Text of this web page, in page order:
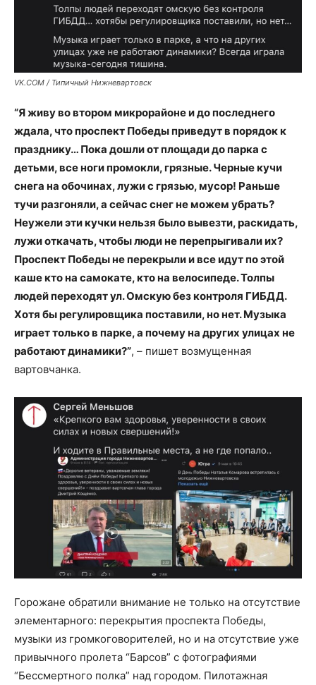
VK.COM / Типичный Нижневартовск
“Я живу во втором микрорайоне и до последнего
ждала, что проспект Победы приведут в порядок к
празднику… Пока дошли от площади до парка с
детьми, все ноги промокли, грязные. Черные кучи
снега на обочинах, лужи с грязью, мусор! Раньше
тучи разгоняли, а сейчас снег не можем убрать?
Неужели эти кучки нельзя было вывезти, раскидать,
лужи откачать, чтобы люди не перепрыгивали их?
Проспект Победы не перекрыли и все идут по этой
каше кто на самокате, кто на велосипеде. Толпы
людей переходят ул. Омскую без контроля ГИБДД.
Хотя бы регулировщика поставили, но нет. Музыка
играет только в парке, а почему на других улицах не
работают динамики?”, – пишет возмущенная
вартовчанка.
Горожане обратили внимание не только на отсутствие
элементарного: перекрытия проспекта Победы,
музыки из громкоговорителей, но и на отсутствие уже
привычного пролета “Барсов” с фотографиями
“Бессмертного полка” над городом. Пилотажная